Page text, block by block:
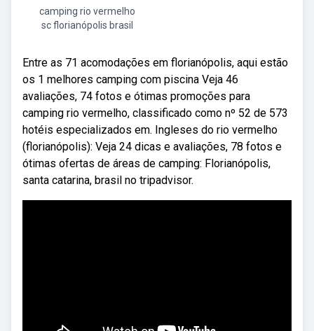
camping rio vermelho
sc florianópolis brasil
Entre as 71 acomodações em florianópolis, aqui estão
os 1 melhores camping com piscina Veja 46
avaliações, 74 fotos e ótimas promoções para
camping rio vermelho, classificado como nº 52 de 573
hotéis especializados em. Ingleses do rio vermelho
(florianópolis): Veja 24 dicas e avaliações, 78 fotos e
ótimas ofertas de áreas de camping: Florianópolis,
santa catarina, brasil no tripadvisor.